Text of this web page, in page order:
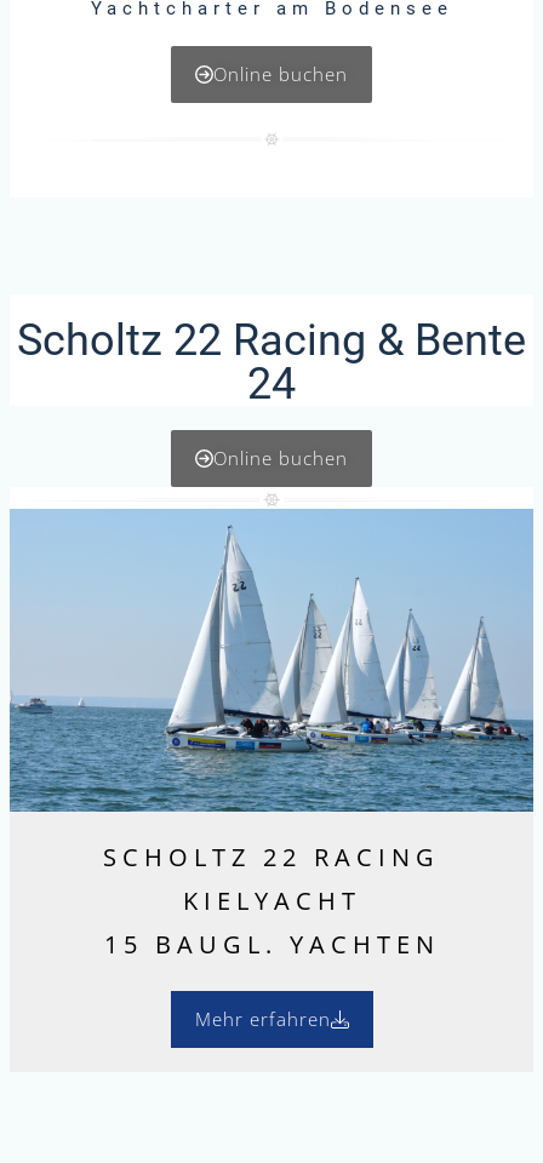
Yachtcharter am Bodensee
Online buchen
Scholtz 22 Racing & Bente
24
Online buchen
SCHOLTZ 22 RACING
KIELYACHT
15 BAUGL. YACHTEN
Mehr erfahren